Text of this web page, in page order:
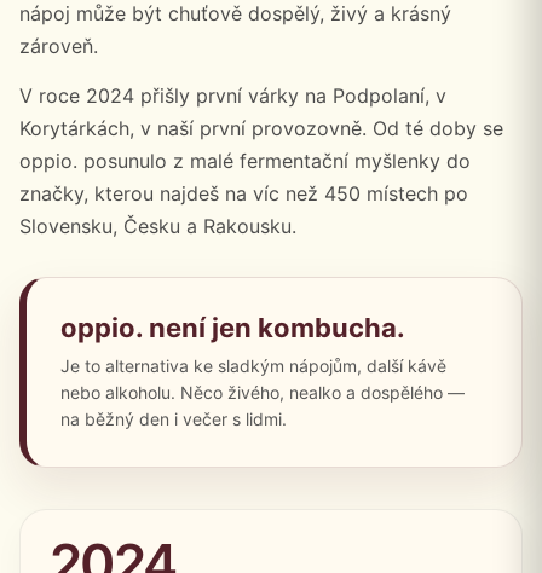
nápoj může být chuťově dospělý, živý a krásný
zároveň.
V roce 2024 přišly první várky na Podpolaní, v
Korytárkách, v naší první provozovně. Od té doby se
oppio. posunulo z malé fermentační myšlenky do
značky, kterou najdeš na víc než 450 místech po
Slovensku, Česku a Rakousku.
oppio. není jen kombucha.
Je to alternativa ke sladkým nápojům, další kávě
nebo alkoholu. Něco živého, nealko a dospělého —
na běžný den i večer s lidmi.